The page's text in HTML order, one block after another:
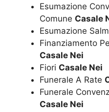
Esumazione
Comune Casale
Esumazione
Finanziamento
Casale Nei
Fiori Casale Nei
Funerale A Rate
Funerale
Casale Nei